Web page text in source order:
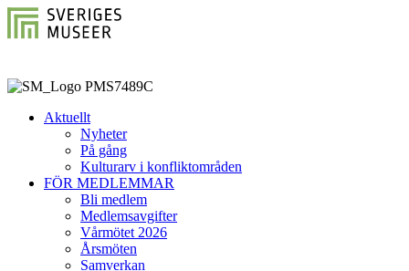
Aktuellt
Nyheter
På gång
Kulturarv i konfliktområden
FÖR MEDLEMMAR
Bli medlem
Medlemsavgifter
Vårmötet 2026
Årsmöten
Samverkan